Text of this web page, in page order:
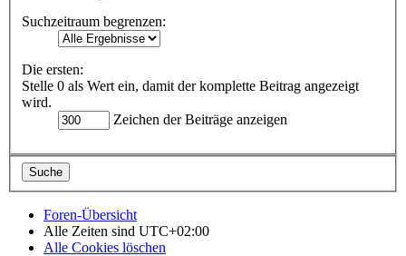
Suchzeitraum begrenzen:
Die ersten:
Stelle 0 als Wert ein, damit der komplette Beitrag angezeigt
wird.
Zeichen der Beiträge anzeigen
Foren-Übersicht
Alle Zeiten sind UTC+02:00
Alle Cookies löschen